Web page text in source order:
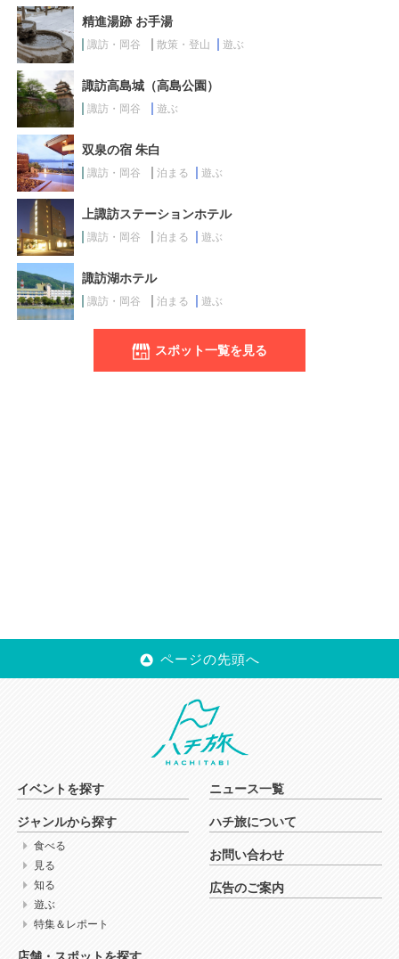
精進湯跡 お手湯
諏訪・岡谷 散策・登山 遊ぶ
諏訪高島城（高島公園）
諏訪・岡谷 遊ぶ
双泉の宿 朱白
諏訪・岡谷 泊まる 遊ぶ
上諏訪ステーションホテル
諏訪・岡谷 泊まる 遊ぶ
諏訪湖ホテル
諏訪・岡谷 泊まる 遊ぶ
スポット一覧を見る
ページの先頭へ
イベントを探す
ジャンルから探す
食べる
見る
知る
遊ぶ
特集＆レポート
店舗・スポットを探す
ニュース一覧
ハチ旅について
お問い合わせ
広告のご案内